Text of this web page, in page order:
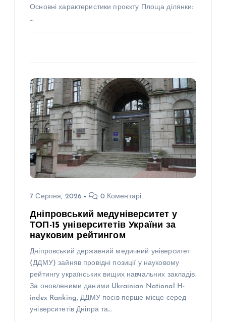
Основні характеристики проєкту Площа ділянки:
…
7 Серпня, 2026 0 Коментарі
Дніпровський медуніверситет у
ТОП-15 університетів України за
науковим рейтингом
Дніпровський державний медичний університет
(ДДМУ) зайняв провідні позиції у науковому
рейтингу українських вищих навчальних закладів.
За оновленими даними Ukrainian National H-
index Ranking, ДДМУ посів перше місце серед
університетів Дніпра та…